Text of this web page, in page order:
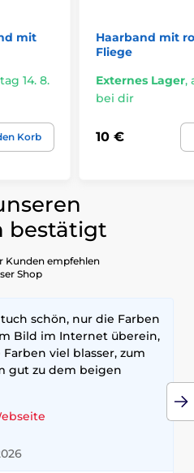
mit
14. 8.
Korb
Haarband mit
Fliege
Externes Lager,
bei dir
10 €
bestätigt
Kunden empfehlen
Shop
schön, nur die Farben
Bild im Internet überein,
viel blasser, zum
gut zu dem beigen